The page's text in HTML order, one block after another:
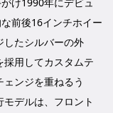
前後16インチホイー
したシルバーの外
用してカスタムテ
ンジを重ねるう
デルは、フロント